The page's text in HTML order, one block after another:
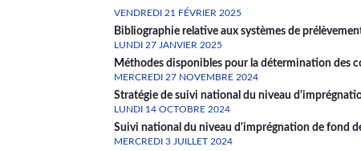
VENDREDI 21 FÉVRIER 2025
Bibliographie relative aux systèmes de
LUNDI 27 JANVIER 2025
Méthodes disponibles pour la détermination des
MERCREDI 27 NOVEMBRE 2024
Stratégie de suivi national du niveau
LUNDI 14 OCTOBRE 2024
Suivi national du niveau d'imprégnation de fond
MERCREDI 3 JUILLET 2024